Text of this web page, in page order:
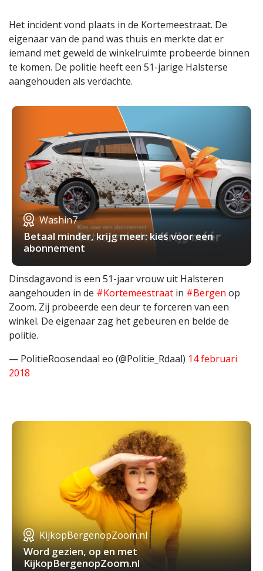
Het incident vond plaats in de Kortemeestraat. De
eigenaar van de pand was thuis en merkte dat er
iemand met geweld de winkelruimte probeerde binnen
te komen. De politie heeft een 51-jarige Halsterse
aangehouden als verdachte.
Washin7
Betaal minder, krijg meer: kies voor een
abonnement
Dinsdagavond is een 51-jaar vrouw uit Halsteren
aangehouden in de #Kortemeestraat in #Bergen op
Zoom. Zij probeerde een deur te forceren van een
winkel. De eigenaar zag het gebeuren en belde de
politie.
— PolitieRoosendaal eo (@Politie_Rdaal) 14 februari
2018
KijkopBergenopZoom.nl
Word gezien, op en met
KijkopBergenopZoom.nl